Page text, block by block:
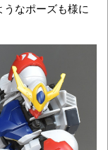
なポーズも様に